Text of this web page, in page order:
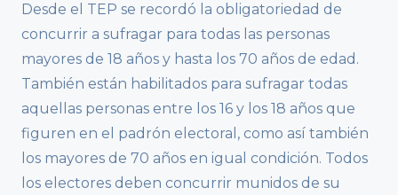
Desde el TEP se recordó la obligatoriedad de
concurrir a sufragar para todas las personas
mayores de 18 años y hasta los 70 años de edad.
También están habilitados para sufragar todas
aquellas personas entre los 16 y los 18 años que
figuren en el padrón electoral, como así también
los mayores de 70 años en igual condición. Todos
los electores deben concurrir munidos de su